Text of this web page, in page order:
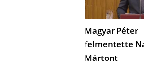
Magyar Péter
felmentette
Mártont